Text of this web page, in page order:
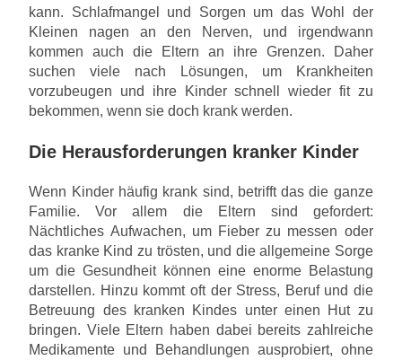
kann. Schlafmangel und Sorgen um das Wohl der
Kleinen nagen an den Nerven, und irgendwann
kommen auch die Eltern an ihre Grenzen. Daher
suchen viele nach Lösungen, um Krankheiten
vorzubeugen und ihre Kinder schnell wieder fit zu
bekommen, wenn sie doch krank werden.
Die Herausforderungen kranker Kinder
Wenn Kinder häufig krank sind, betrifft das die ganze
Familie. Vor allem die Eltern sind gefordert:
Nächtliches Aufwachen, um Fieber zu messen oder
das kranke Kind zu trösten, und die allgemeine Sorge
um die Gesundheit können eine enorme Belastung
darstellen. Hinzu kommt oft der Stress, Beruf und die
Betreuung des kranken Kindes unter einen Hut zu
bringen. Viele Eltern haben dabei bereits zahlreiche
Medikamente und Behandlungen ausprobiert, ohne